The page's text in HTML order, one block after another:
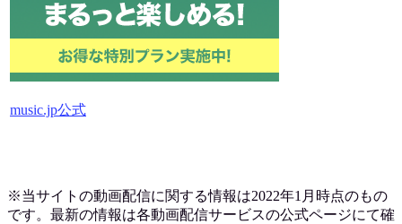
music.jp公式
※当サイトの動画配信に関する情報は2022年1月時点のもの
です。最新の情報は各動画配信サービスの公式ページにて確